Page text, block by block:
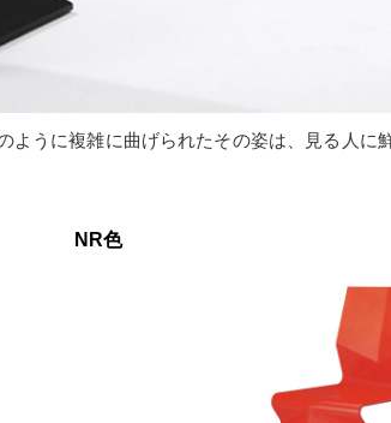
うに複雑に曲げられたその姿は、見る人に
NR色